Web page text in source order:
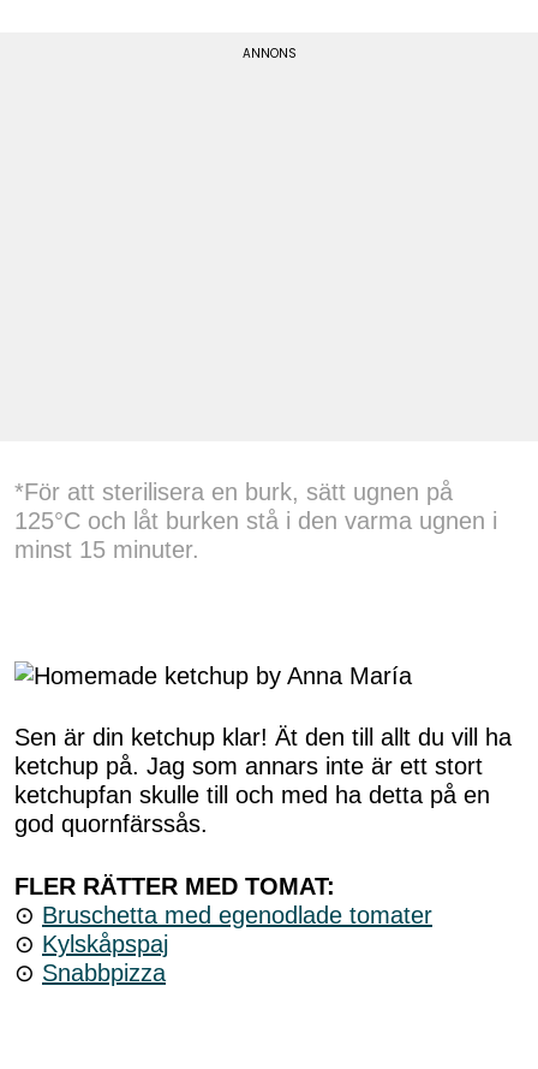
*För att sterilisera en burk, sätt ugnen på
125°C och låt burken stå i den varma ugnen i
minst 15 minuter.
Sen är din ketchup klar! Ät den till allt du vill ha
ketchup på. Jag som annars inte är ett stort
ketchupfan skulle till och med ha detta på en
god quornfärssås.
FLER RÄTTER MED TOMAT:
⊙ Bruschetta med egenodlade tomater
⊙ Kylskåpspaj
⊙ Snabbpizza